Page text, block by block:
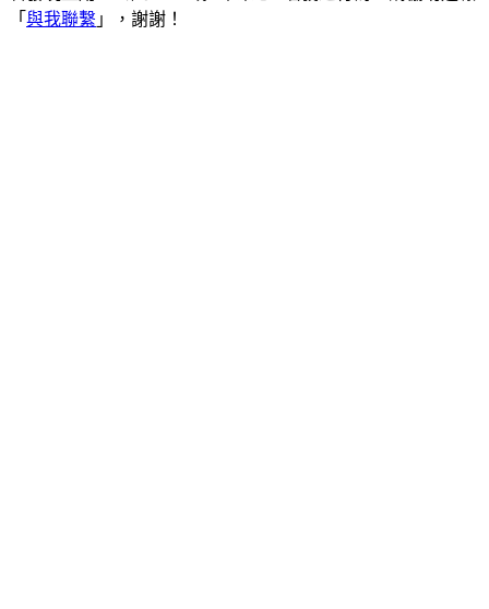
「 與我聯繫 」，謝謝！